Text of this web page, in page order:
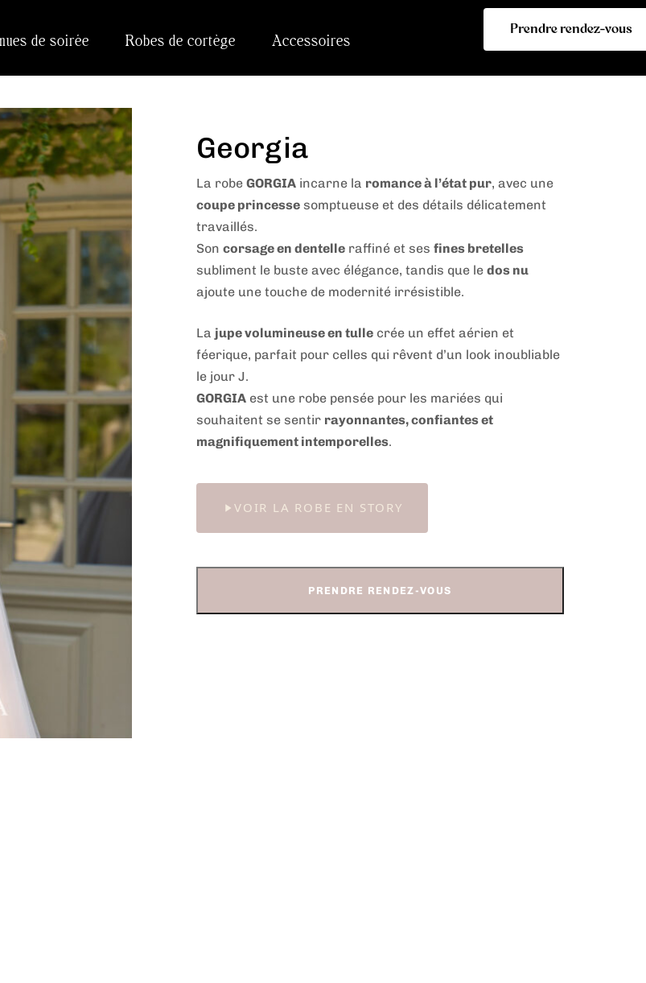
de soirée Robes de cortège Accessoires
Prendre rendez-vous
Georgia
La robe GORGIAincarne la romance à l’état pur, avec une
coupe princessesomptueuse et des détails délicatement
travaillés.
Son corsage en dentelleraffiné et ses fines bretelles
subliment le buste avec élégance, tandis que le dos nu
ajoute une touche de modernité irrésistible.
La jupe volumineuse en tullecrée un effet aérien et
féerique, parfait pour celles qui rêvent d’un look inoubliable
le jour J.
GORGIAest une robe pensée pour les mariées qui
souhaitent se sentir rayonnantes, confiantes et
magnifiquement intemporelles.
VOIR LA ROBE EN STORY
PRENDRE RENDEZ-VOUS